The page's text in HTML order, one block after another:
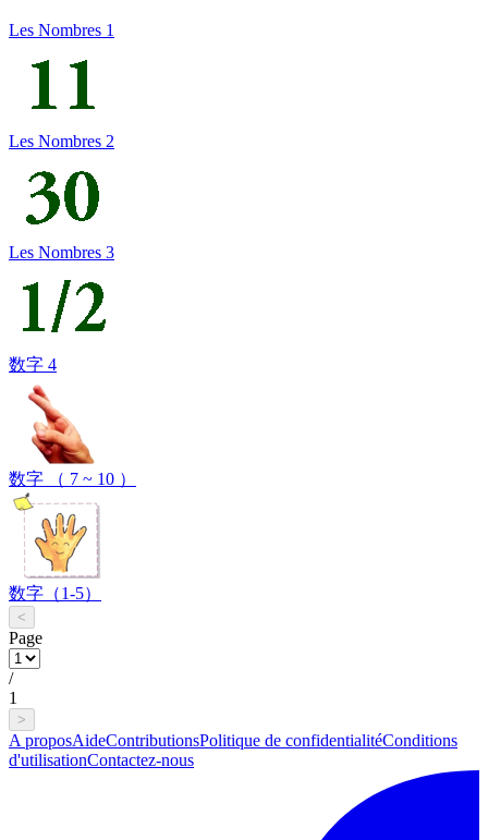
Les Nombres 1
Les Nombres 2
Les Nombres 3
数字 4
数字 （ 7 ~ 10 ）
数字（1-5）
<
Page
/
1
>
A proposAideContributionsPolitique de confidentialitéConditions
d'utilisationContactez-nous